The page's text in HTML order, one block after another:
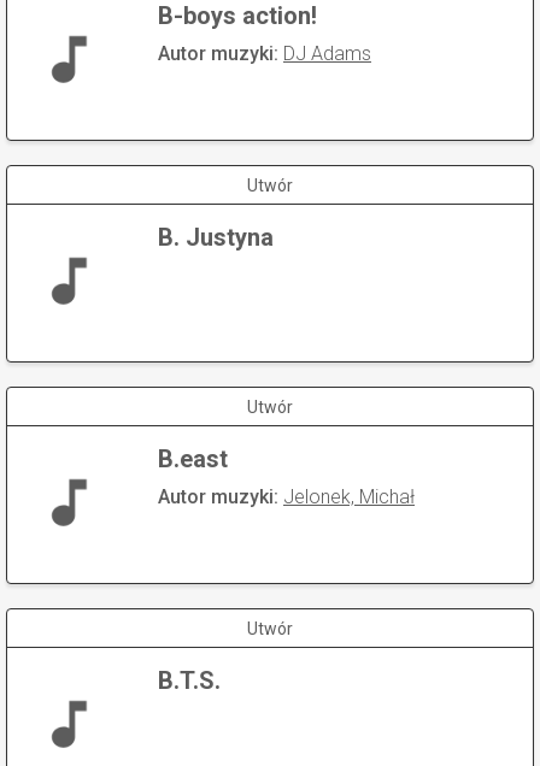
B-boys action!
Autor muzyki: DJ Adams
Utwór
B. Justyna
Utwór
B.east
Autor muzyki: Jelonek, Michał
Utwór
B.T.S.